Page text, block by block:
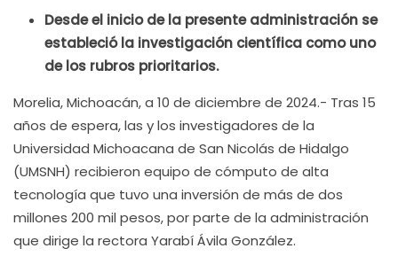
Desde el inicio de la presente administración se
estableció la investigación científica como uno
de los rubros prioritarios.
Morelia, Michoacán, a 10 de diciembre de 2024.- Tras 15
años de espera, las y los investigadores de la
Universidad Michoacana de San Nicolás de Hidalgo
(UMSNH) recibieron equipo de cómputo de alta
tecnología que tuvo una inversión de más de dos
millones 200 mil pesos, por parte de la administración
que dirige la rectora Yarabí Ávila González.